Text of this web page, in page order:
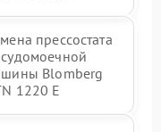
прессостата
Blomberg
1220 E